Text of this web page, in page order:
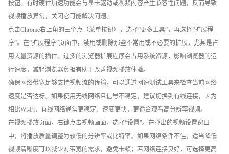
按钮。有时硬件加速功能会与显卡驱动或视频内容产生兼容性问题，反而导致
视频播放异常，关闭它可能解决问题。
点击Chrome右上角的三个点（菜单按钮），选择“更多工具”，再选择“扩展程
序”。在“扩展程序”页面中，禁用或删除那些不常用或不必要的扩展，尤其是占
用大量资源的插件。过多的浏览器扩展程序会占用系统资源，影响浏览器的运
行速度，减轻浏览器负担有助于改善视频播放体验。
确保网络带宽足够支持视频流的传输，可以通过网速测试工具来检查当前网络
速度是否达标。如果使用无线网络且信号不稳定，建议切换到有线连接，因为
相比Wi-Fi，有线网络通常更稳定、速度更快，更适合观看高分辨率视频。
在视频播放页面，右键点击视频画面，选择“设置”。在弹出的视频设置窗口
中，将播放质量调整为较低的分辨率或比特率。如果网络条件不佳，适当降低
视频清晰度可以减少对带宽的需求，避免卡顿；若网络连接良好，可选择更高